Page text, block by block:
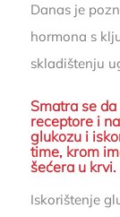
Danas je
hormona s
skladištenju
Smatra se
receptore i
glukozu i
time, krom
šećera u krvi.
Iskorištenje